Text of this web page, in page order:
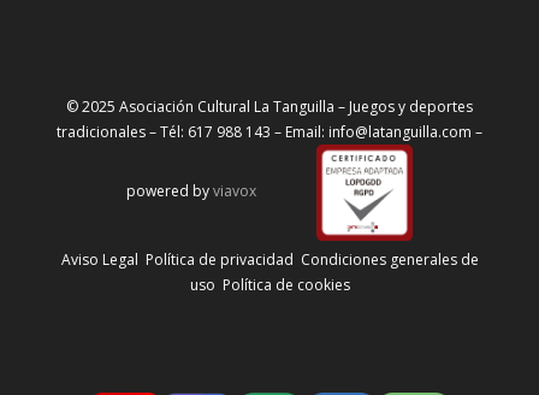
© 2025 Asociación Cultural La Tanguilla – Juegos y deportes
tradicionales – Tél: 617 988 143 – Email: info@latanguilla.com –
powered byviavox
Aviso Legal Política de privacidad Condiciones generales de
uso Política de cookies